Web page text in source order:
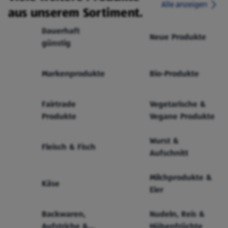
aus unserem Sortiment.
Alle anzeigen
Dauerhaft
günstig
Neue Produkte
Markenprodukte Bio-Produkte
Fairtrade
Produkte
Vegetarische &
Vegane Produkte
Fleisch & Fisch
Wurst &
Aufschnitt
Käse
Milchprodukte &
Eier
Backwaren,
Nudeln, Reis &